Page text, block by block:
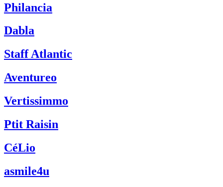
Philancia
Dabla
Staff Atlantic
Aventureo
Vertissimmo
Ptit Raisin
CéLio
asmile4u